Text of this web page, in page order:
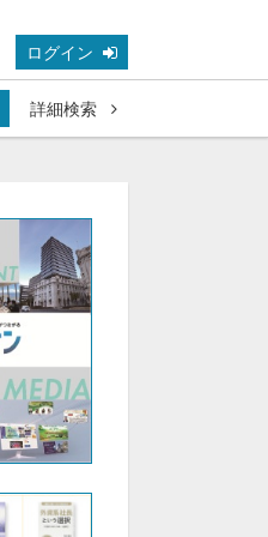
ログイン
詳細検索